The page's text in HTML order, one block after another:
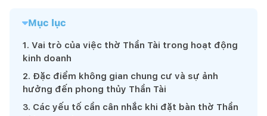
Mục lục
1. Vai trò của việc thờ Thần Tài trong hoạt động
kinh doanh
2. Đặc điểm không gian chung cư và sự ảnh
hưởng đến phong thủy Thần Tài
3. Các yếu tố cần cân nhắc khi đặt bàn thờ Thần